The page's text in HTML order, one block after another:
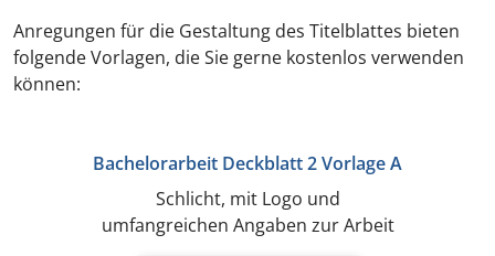
Anregungen für die Gestaltung des Titelblattes bieten
folgende Vorlagen, die Sie gerne kostenlos verwenden
können:
Bachelorarbeit Deckblatt 2 Vorlage A
Schlicht, mit Logo und
umfangreichen Angaben zur Arbeit